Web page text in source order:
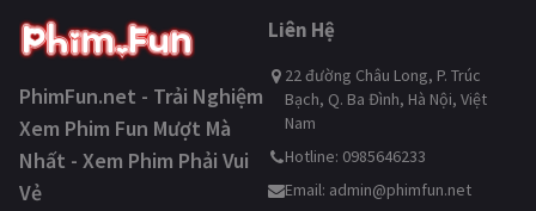
PhimFun.net - Trải Nghiệm
Xem Phim Fun Mượt Mà
Nhất - Xem Phim Phải Vui
Vẻ
Liên Hệ
22 đường Châu Long, P. Trúc
Bạch, Q. Ba Đình, Hà Nội, Việt
Nam
Hotline: 0985646233
Email: admin@phimfun.net